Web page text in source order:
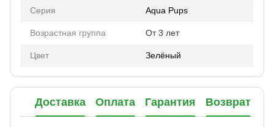
Серия Aqua Pups
Возрастная группа От 3 лет
Цвет Зелёный
Доставка Оплата Гарантия Возврат